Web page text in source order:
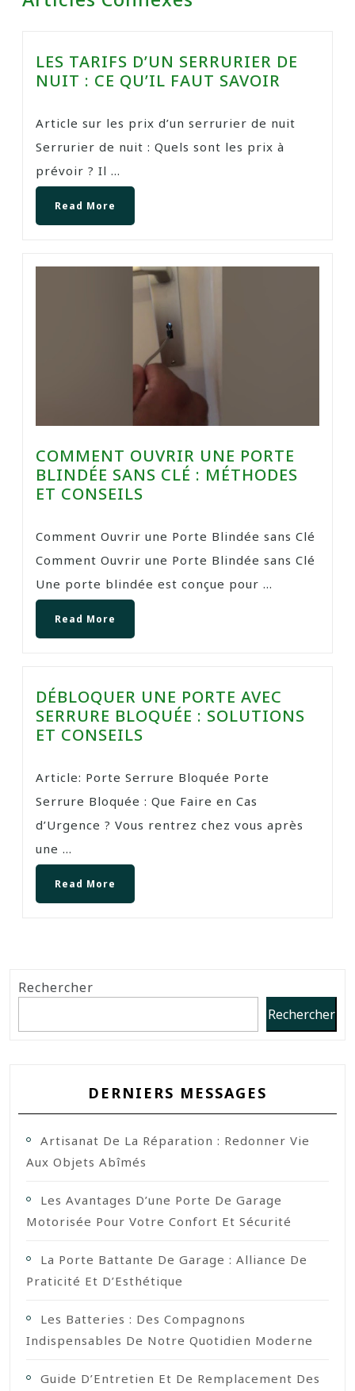
LES TARIFS D’UN SERRURIER DE
NUIT : CE QU’IL FAUT SAVOIR
Article sur les prix d’un serrurier de nuit
Serrurier de nuit : Quels sont les prix à
prévoir ? Il ...
Read More
COMMENT OUVRIR UNE PORTE
BLINDÉE SANS CLÉ : MÉTHODES
ET CONSEILS
Comment Ouvrir une Porte Blindée sans Clé
Comment Ouvrir une Porte Blindée sans Clé
Une porte blindée est conçue pour ...
Read More
DÉBLOQUER UNE PORTE AVEC
SERRURE BLOQUÉE : SOLUTIONS
ET CONSEILS
Article: Porte Serrure Bloquée Porte
Serrure Bloquée : Que Faire en Cas
d’Urgence ? Vous rentrez chez vous après
une ...
Read More
Rechercher
Rechercher
DERNIERS MESSAGES
Artisanat De La Réparation : Redonner Vie
Aux Objets Abîmés
Les Avantages D’une Porte De Garage
Motorisée Pour Votre Confort Et Sécurité
La Porte Battante De Garage : Alliance De
Praticité Et D’Esthétique
Les Batteries : Des Compagnons
Indispensables De Notre Quotidien Moderne
Guide D’Entretien Et De Remplacement Des